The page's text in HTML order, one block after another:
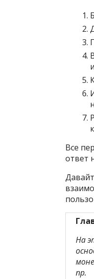
Все
ответ
На
пр.